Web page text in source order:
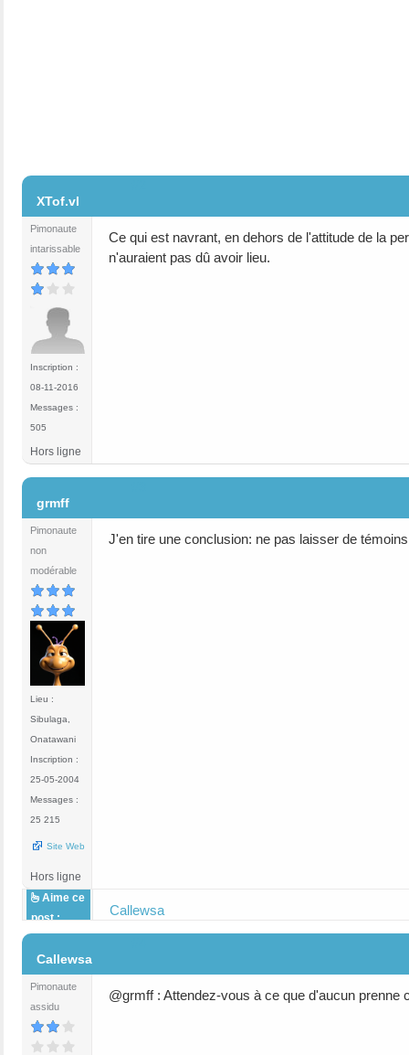
XTof.vl
Pimonaute
intarissable
Inscription :
08-11-2016
Messages :
505
Ce qui est navrant, en dehors de l'attitude de la
n'auraient pas dû avoir lieu.
Hors ligne
grmff
Pimonaute
non
modérable
Lieu :
Sibulaga,
Onatawani
Inscription :
25-05-2004
Messages :
25 215
Site Web
J'en tire une conclusion: ne pas laisser de
Hors ligne
Aime ce
post :
Callewsa
Callewsa
Pimonaute
assidu
@grmff : Attendez-vous à ce que d'aucun